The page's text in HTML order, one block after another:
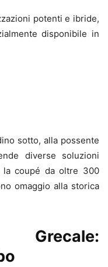
potenti e ibride,
disponibile in
sotto, alla possente
diverse soluzioni
la coupé da oltre 300
omaggio alla storica